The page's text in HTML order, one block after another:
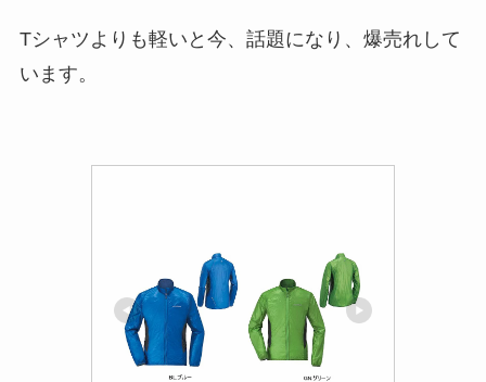
Tシャツよりも軽いと今、話題になり、爆売れして
います。